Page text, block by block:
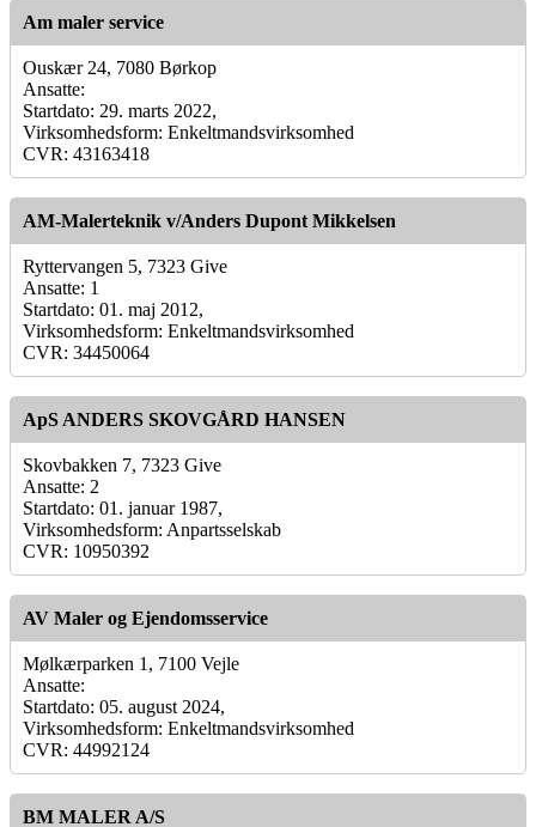
Am maler service
Ouskær 24, 7080 Børkop
Ansatte:
Startdato: 29. marts 2022,
Virksomhedsform: Enkeltmandsvirksomhed
CVR: 43163418
AM-Malerteknik v/Anders Dupont Mikkelsen
Ryttervangen 5, 7323 Give
Ansatte: 1
Startdato: 01. maj 2012,
Virksomhedsform: Enkeltmandsvirksomhed
CVR: 34450064
ApS ANDERS SKOVGÅRD HANSEN
Skovbakken 7, 7323 Give
Ansatte: 2
Startdato: 01. januar 1987,
Virksomhedsform: Anpartsselskab
CVR: 10950392
AV Maler og Ejendomsservice
Mølkærparken 1, 7100 Vejle
Ansatte:
Startdato: 05. august 2024,
Virksomhedsform: Enkeltmandsvirksomhed
CVR: 44992124
BM MALER A/S